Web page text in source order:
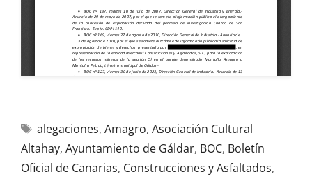
alegaciones, Amagro, Asociación Cultural
Altahay, Ayuntamiento de Gáldar, BOC, Boletín
Oficial de Canarias, Construcciones y Asfaltados,